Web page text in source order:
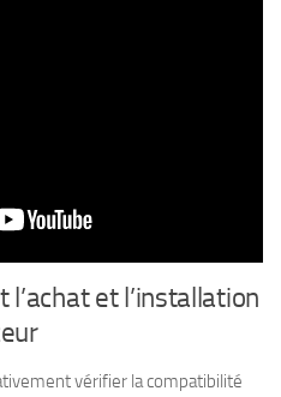
et l’installation
vérifier la compatibilité